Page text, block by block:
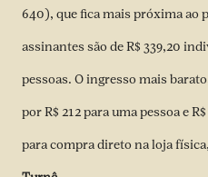
640), que fica mais próxima ao
assinantes são de R$ 339,20
pessoas. O ingresso mais
por R$ 212 para uma pessoa e
para compra direto na loja